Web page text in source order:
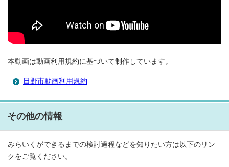
本動画は動画利用規約に基づいて制作しています。
日野市動画利用規約
その他の情報
みらいくができるまでの検討過程などを知りたい方は以下のリン
クをご覧ください。